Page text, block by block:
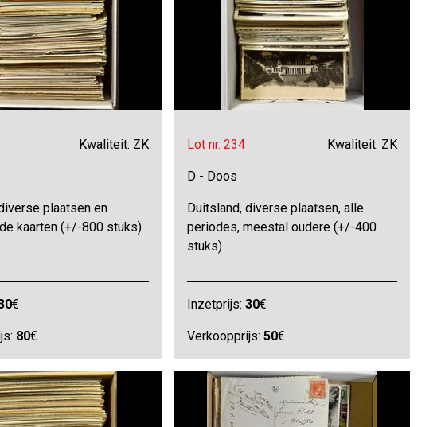
Kwaliteit: ZK
plaatsen en
kaarten (+/-800 stuks)
€
80€
Lot nr. 234 Kwaliteit: ZK
D - Doos
Duitsland, diverse plaatsen, alle
periodes, meestal oudere (+/-400
stuks)
Inzetprijs:30€
Verkoopprijs:50€